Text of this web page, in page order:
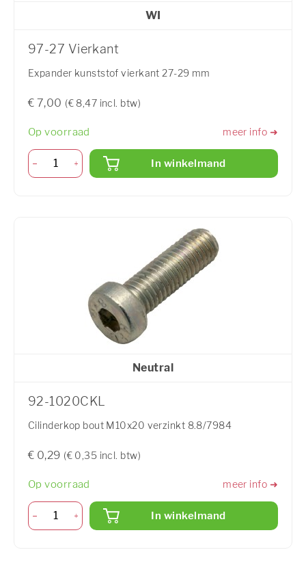
WI
97-27 Vierkant
Expander kunststof vierkant 27-29 mm
€ 7,00 (€ 8,47 incl. btw)
Op voorraad meer info ➜
In winkelmand
Neutral
92-1020CKL
Cilinderkop bout M10x20 verzinkt 8.8/7984
€ 0,29 (€ 0,35 incl. btw)
Op voorraad meer info ➜
In winkelmand